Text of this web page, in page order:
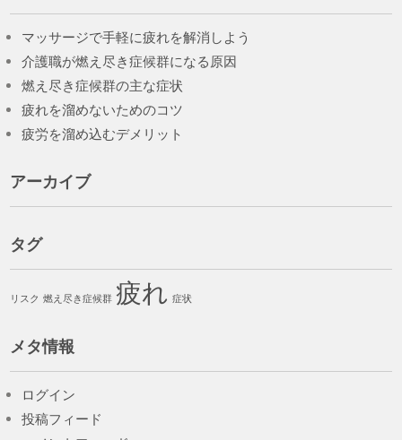
マッサージで手軽に疲れを解消しよう
介護職が燃え尽き症候群になる原因
燃え尽き症候群の主な症状
疲れを溜めないためのコツ
疲労を溜め込むデメリット
アーカイブ
タグ
リスク 燃え尽き症候群 疲れ 症状
メタ情報
ログイン
投稿フィード